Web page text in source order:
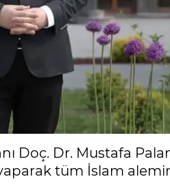
Doç. Dr. Mustafa
tüm İslam